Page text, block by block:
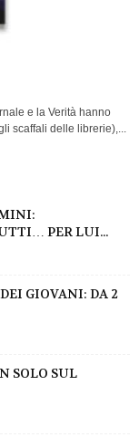
e la Verità hanno
scaffali delle librerie),...
PER LUI...
GIOVANI: DA 2
SOLO SUL